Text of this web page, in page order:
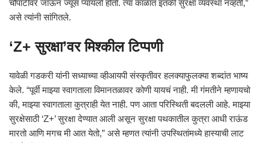
चौपाटीवर जाऊन ज्यूस प्यायलो होतो. त्या काळात इतकी सुरक्षा व्यवस्था नव्हती,”
असे त्यांनी सांगितले.
‘Z+ सुरक्षा’वर मिश्कील टिप्पणी
यावेळी गडकरी यांनी सध्याच्या व्हीआयपी संस्कृतीवर हलक्याफुलक्या शब्दांत भाष्य
केले. “पूर्वी माझ्या स्वागताला विमानतळावर कोणी यायचं नाही. मी गंमतीने म्हणायचो
की, माझ्या स्वागताला कुत्राही येत नाही. पण आता परिस्थिती बदलली आहे. माझ्या
सुरक्षेसाठी ‘Z+’ सुरक्षा देण्यात आली असून सुरक्षा पथकातील कुत्रा आधी राऊंड
मारतो आणि मगच मी आत येतो,” असे म्हणत त्यांनी उपस्थितांमध्ये हास्याची लाट